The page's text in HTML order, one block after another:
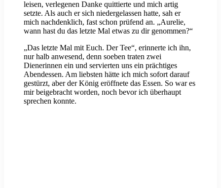
leisen, verlegenen Danke quittierte und mich artig
setzte. Als auch er sich niedergelassen hatte, sah er
mich nachdenklich, fast schon prüfend an. „Aurelie,
wann hast du das letzte Mal etwas zu dir genommen?“
„Das letzte Mal mit Euch. Der Tee“, erinnerte ich ihn,
nur halb anwesend, denn soeben traten zwei
Dienerinnen ein und servierten uns ein prächtiges
Abendessen. Am liebsten hätte ich mich sofort darauf
gestürzt, aber der König eröffnete das Essen. So war es
mir beigebracht worden, noch bevor ich überhaupt
sprechen konnte.